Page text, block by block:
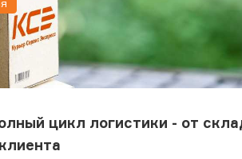
цикл логистики - от